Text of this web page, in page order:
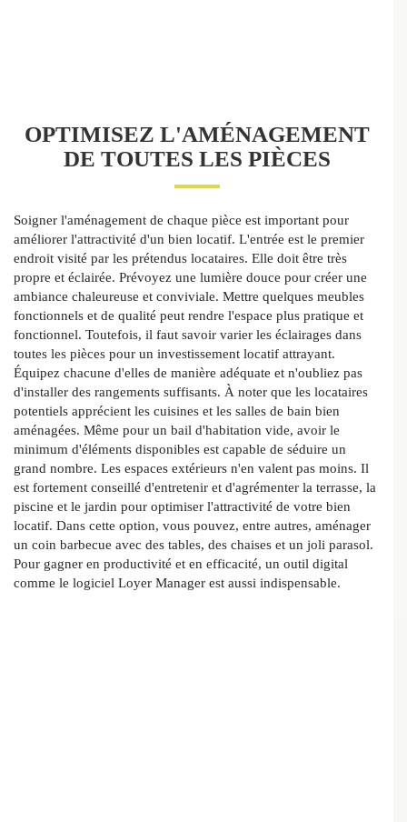
OPTIMISEZ L'AMÉNAGEMENT
DE TOUTES LES PIÈCES
Soigner l'aménagement de chaque pièce est important pour
améliorer l'attractivité d'un bien locatif. L'entrée est le premier
endroit visité par les prétendus locataires. Elle doit être très
propre et éclairée. Prévoyez une lumière douce pour créer une
ambiance chaleureuse et conviviale. Mettre quelques meubles
fonctionnels et de qualité peut rendre l'espace plus pratique et
fonctionnel. Toutefois, il faut savoir varier les éclairages dans
toutes les pièces pour un investissement locatif attrayant.
Équipez chacune d'elles de manière adéquate et n'oubliez pas
d'installer des rangements suffisants. À noter que les locataires
potentiels apprécient les cuisines et les salles de bain bien
aménagées. Même pour un bail d'habitation vide, avoir le
minimum d'éléments disponibles est capable de séduire un
grand nombre. Les espaces extérieurs n'en valent pas moins. Il
est fortement conseillé d'entretenir et d'agrémenter la terrasse, la
piscine et le jardin pour optimiser l'attractivité de votre bien
locatif. Dans cette option, vous pouvez, entre autres, aménager
un coin barbecue avec des tables, des chaises et un joli parasol.
Pour gagner en productivité et en efficacité, un outil digital
comme le logiciel Loyer Manager est aussi indispensable.